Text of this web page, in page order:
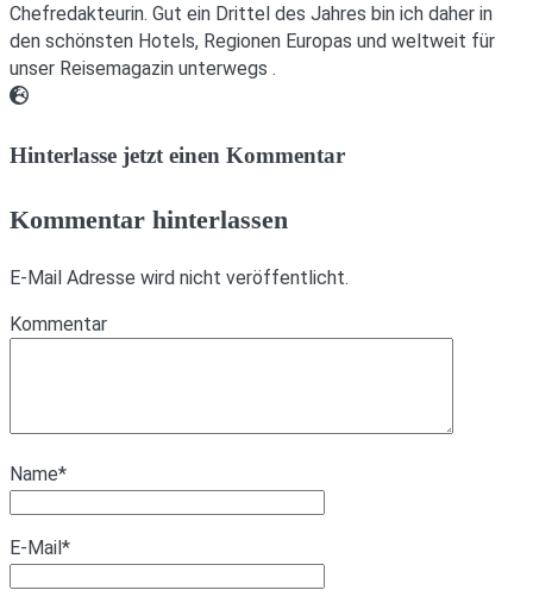
Chefredakteurin. Gut ein Drittel des Jahres bin ich daher in
den schönsten Hotels, Regionen Europas und weltweit für
unser Reisemagazin unterwegs .
Webseite
Hinterlasse jetzt einen Kommentar
Kommentar hinterlassen
E-Mail Adresse wird nicht veröffentlicht.
Kommentar
Name*
E-Mail *